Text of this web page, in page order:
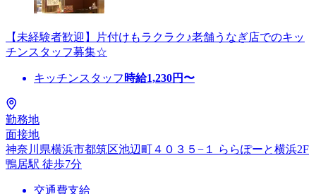
【未経験者歓迎】片付けもラクラク♪老舗うなぎ店でのキッ
チンスタッフ募集☆
キッチンスタッフ 時給1,230円〜
勤務地
面接地
神奈川県横浜市都筑区池辺町４０３５−１ ららぽーと横浜2F
鴨居駅 徒歩7分
交通費支給